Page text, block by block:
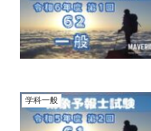
学科一般